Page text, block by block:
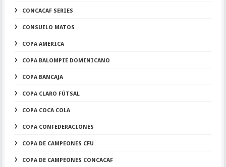
CONCACAF SERIES
CONSUELO MATOS
COPA AMERICA
COPA BALOMPIE DOMINICANO
COPA BANCAJA
COPA CLARO FÚTSAL
COPA COCA COLA
COPA CONFEDERACIONES
COPA DE CAMPEONES CFU
COPA DE CAMPEONES CONCACAF